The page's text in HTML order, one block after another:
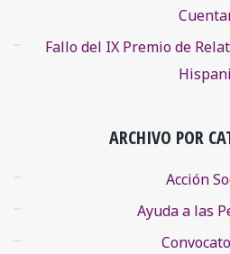
Fallo del IX Premio de
ARCHIVO POR
Acción
Ayuda a las